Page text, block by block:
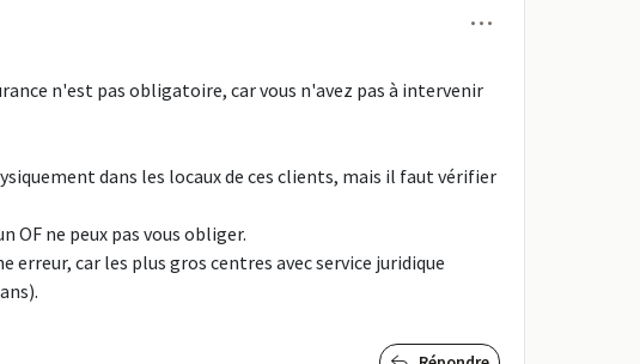
n'est pas obligatoire, car vous n'avez pas à intervenir
dans les locaux de ces clients, mais il faut vérifier
OF ne peux pas vous obliger.
erreur, car les plus gros centres avec service juridique